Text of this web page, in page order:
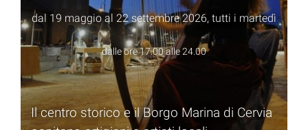
dal 19 maggio al 22 settembre 2026, tutti i martedì
dalle ore 17.00 alle 24.00
Il centro storico e il Borgo Marina di Cervia